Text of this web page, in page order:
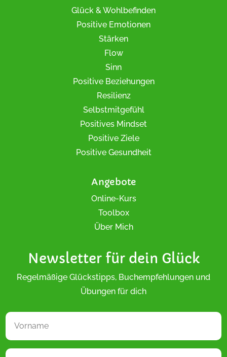
Glück & Wohlbefinden
Positive Emotionen
Stärken
Flow
Sinn
Positive Beziehungen
Resilienz
Selbstmitgefühl
Positives Mindset
Positive Ziele
Positive Gesundheit
Angebote
Online-Kurs
Toolbox
Über Mich
Newsletter für dein Glück
Regelmäßige Glückstipps, Buchempfehlungen und
Übungen für dich